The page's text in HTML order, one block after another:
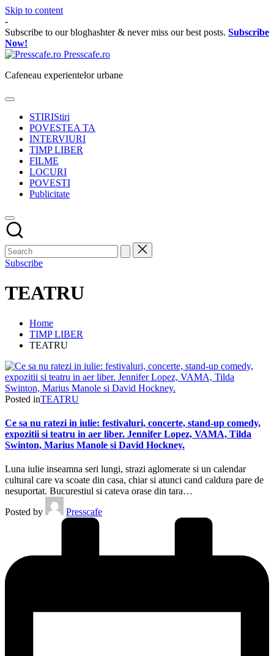
Skip to content
-
Subscribe to our bloghashter & never miss our best posts. Subscribe
Now!
Presscafe.ro
Cafeneau experientelor urbane
STIRIStiri
POVESTEA TA
INTERVIURI
TIMP LIBER
FILME
LOCURI
POVESTI
Publicitate
Subscribe
TEATRU
Home
TIMP LIBER
TEATRU
Posted inTEATRU
Ce sa nu ratezi in iulie: festivaluri, concerte, stand-up comedy,
expozitii si teatru in aer liber. Jennifer Lopez, VAMA, Tilda
Swinton, Marius Manole si David Hockney.
Luna iulie inseamna seri lungi, strazi aglomerate si un calendar
cultural care va scoate din casa, chiar si atunci cand caldura pare de
nesuportat. Bucurestiul si cateva orase din tara…
Posted by
Presscafe